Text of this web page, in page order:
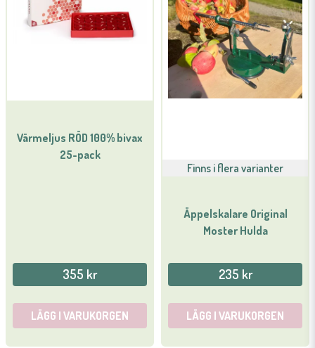
Ja, ni får publicera min fråga
Värmeljus RÖD 100% bivax
25-pack
355 kr
LÄGG I VARUKORGEN
Finns i flera varianter
Äppelskalare Original
Moster Hulda
235 kr
LÄGG I VARUKORGEN